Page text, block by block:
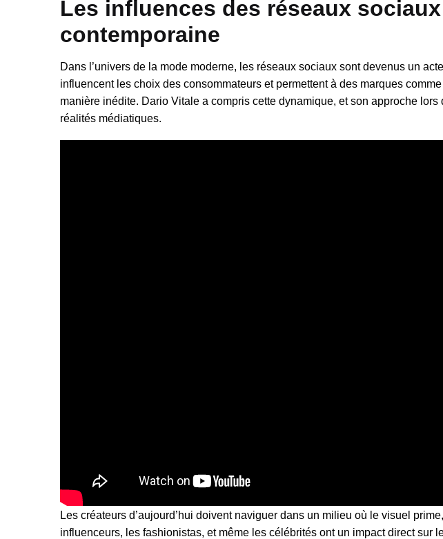
Les influences des réseaux
contemporaine
Dans l’univers de la mode moderne, les réseaux sociaux sont devenus un
influencent les choix des consommateurs et permettent à des marques
manière inédite. Dario Vitale a compris cette dynamique, et son approche
réalités médiatiques.
Les créateurs d’aujourd’hui doivent naviguer dans un milieu où le visuel
influenceurs, les fashionistas, et même les célébrités ont un impact direct sur